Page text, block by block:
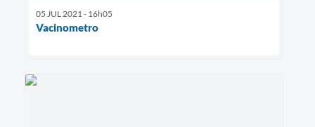
05 JUL 2021 - 16h05
Vacinometro